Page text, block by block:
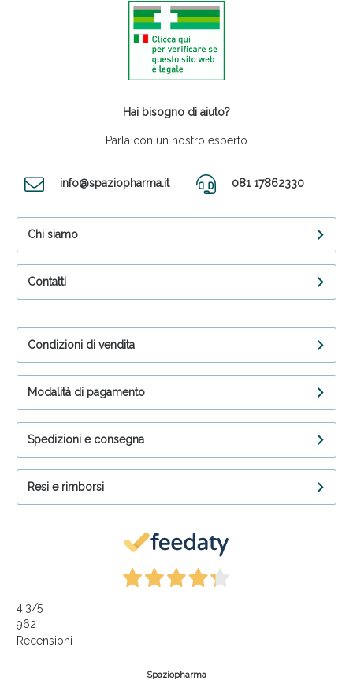
Hai bisogno di aiuto?
Parla con un nostro esperto
info@spaziopharma.it 081 17862330
Chi siamo
Contatti
Condizioni di vendita
Modalità di pagamento
Spedizioni e consegna
Resi e rimborsi
4,3/5
962
Recensioni
Spaziopharma